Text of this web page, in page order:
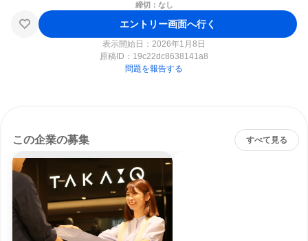
締切：なし
エントリー画面へ行く
表示開始日：2026年1月8日
原稿ID： 19c22dc8638141a8
問題を報告する
この企業の募集 すべて見る